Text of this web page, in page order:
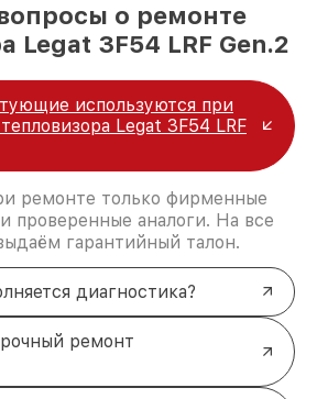
о ремонте
Legat 3F54 LRF Gen.2
используются при
Legat 3F54 LRF
ремонте только фирменные
проверенные аналоги. На все
гарантийный талон.
диагностика?
ремонт